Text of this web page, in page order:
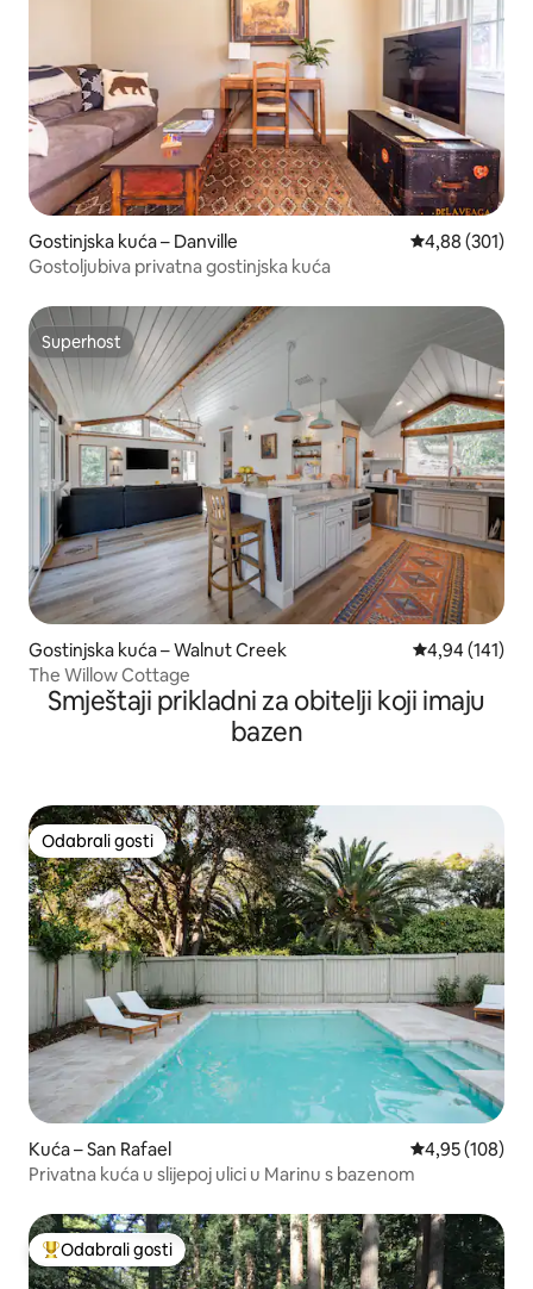
Gostinjska kuća – Danville Prosječna
4,88 (301)
Gostoljubiva privatna gostinjska kuća
Superhost
Superhost
Gostinjska kuća – Walnut Creek Prosječna
4,94 (141)
The Willow Cottage
Smještaji prikladni za obitelji koji imaju
bazen
Odabrali gosti
Odabrali gosti
Kuća – San Rafael Prosječna
4,95 (108)
Privatna kuća u slijepoj ulici u Marinu s bazenom
Među najviše rangiranima s oznakom „Odabrali gosti”
Odabrali gosti